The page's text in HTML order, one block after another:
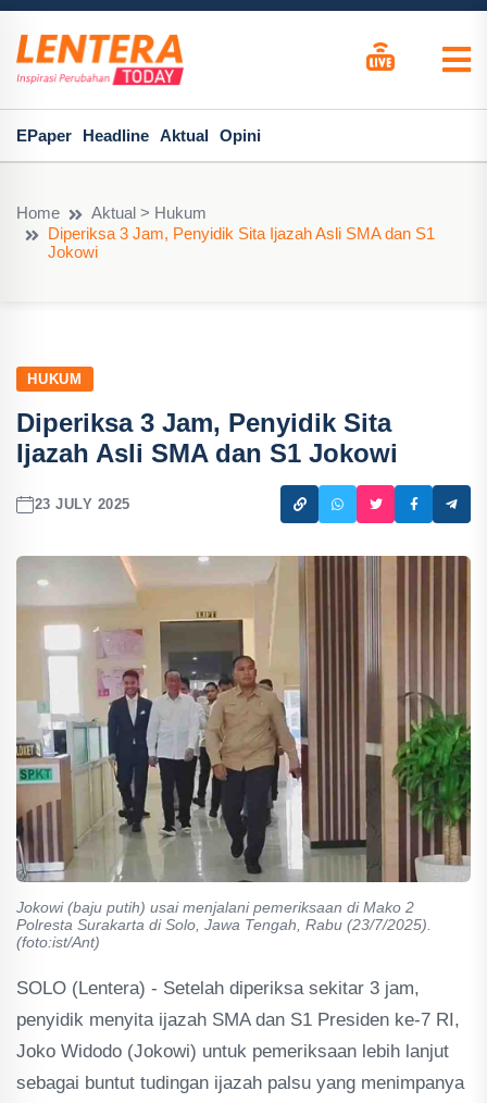
EPaper Headline Aktual Opini
Home
Aktual > Hukum
Diperiksa 3 Jam, Penyidik Sita Ijazah Asli SMA dan S1
Jokowi
HUKUM
Diperiksa 3 Jam, Penyidik Sita
Ijazah Asli SMA dan S1 Jokowi
23 JULY 2025
Jokowi (baju putih) usai menjalani pemeriksaan di Mako 2
Polresta Surakarta di Solo, Jawa Tengah, Rabu (23/7/2025).
(foto:ist/Ant)
SOLO (Lentera) - Setelah diperiksa sekitar 3 jam,
penyidik menyita ijazah SMA dan S1 Presiden ke-7 RI,
Joko Widodo (Jokowi) untuk pemeriksaan lebih lanjut
sebagai buntut tudingan ijazah palsu yang menimpanya